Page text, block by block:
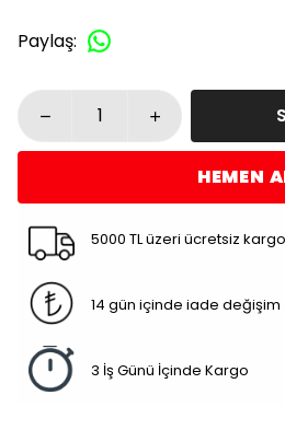
Paylaş:
HEMEN
5000 TL üzeri ücretsiz kargo
14 gün içinde iade değişim
3 İş Günü İçinde Kargo